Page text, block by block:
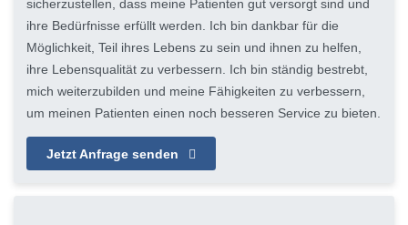
sicherzustellen, dass meine Patienten gut versorgt sind und
ihre Bedürfnisse erfüllt werden. Ich bin dankbar für die
Möglichkeit, Teil ihres Lebens zu sein und ihnen zu helfen,
ihre Lebensqualität zu verbessern. Ich bin ständig bestrebt,
mich weiterzubilden und meine Fähigkeiten zu verbessern,
um meinen Patienten einen noch besseren Service zu bieten.
Jetzt Anfrage senden